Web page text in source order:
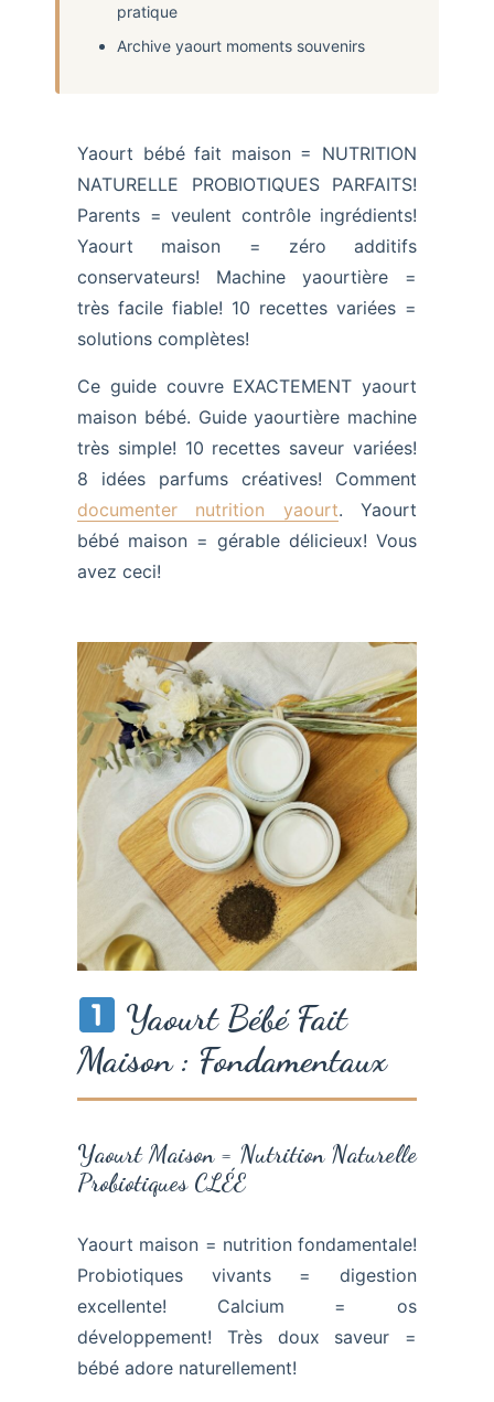
pratique
Archive yaourt moments souvenirs
Yaourt bébé fait maison = NUTRITION
NATURELLE PROBIOTIQUES PARFAITS!
Parents = veulent contrôle ingrédients!
Yaourt maison = zéro additifs
conservateurs! Machine yaourtière =
très facile fiable! 10 recettes variées =
solutions complètes!
Ce guide couvre EXACTEMENT yaourt
maison bébé. Guide yaourtière machine
très simple! 10 recettes saveur variées!
8 idées parfums créatives! Comment
documenter nutrition yaourt. Yaourt
bébé maison = gérable délicieux! Vous
avez ceci!
Yaourt Bébé Fait
Maison : Fondamentaux
Yaourt Maison = Nutrition Naturelle
Probiotiques CLÉE
Yaourt maison = nutrition fondamentale!
Probiotiques vivants = digestion
excellente! Calcium = os
développement! Très doux saveur =
bébé adore naturellement!